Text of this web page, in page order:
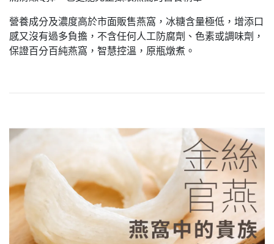
營養成分及濃度高於市面販售燕窩，冰糖含量極低，增添口
感又沒有過多負擔，不含任何人工防腐劑、色素或調味劑，
保證百分百純燕窩，智慧控溫，原瓶燉煮。